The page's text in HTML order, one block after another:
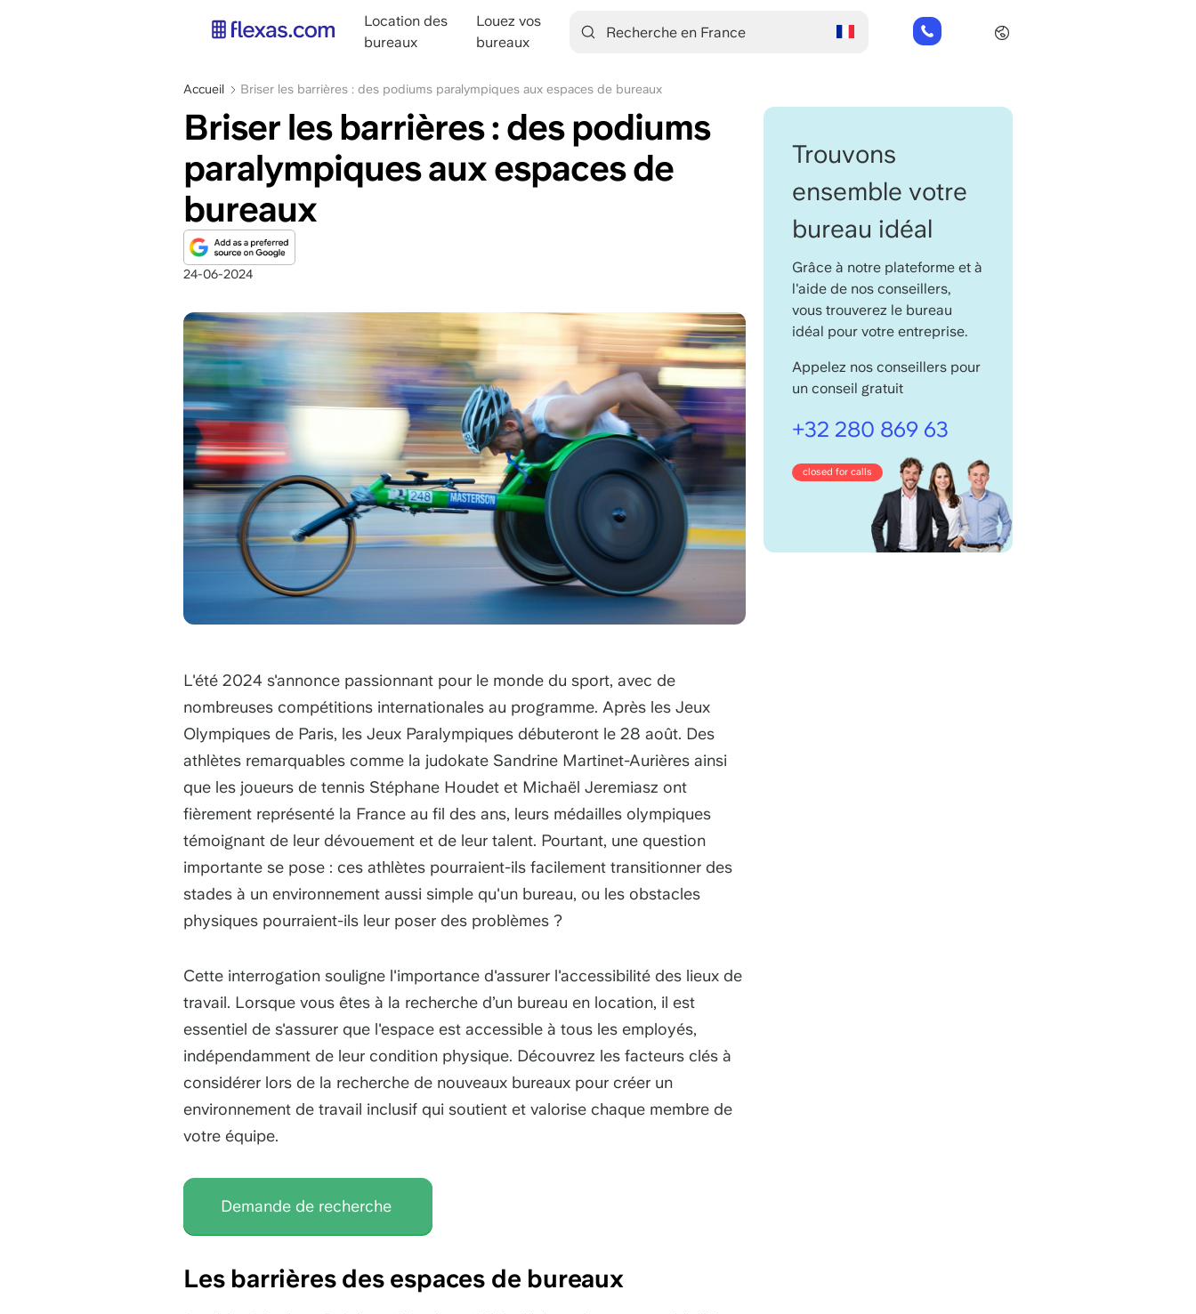
main
navigation
Location des
bureaux
Louez vos
bureaux
+32
280
Fil
d'Ariane
Accueil Briser les barrières : des podiums paralympiques aux espaces de bureaux
Briser les barrières : des podiums
paralympiques aux espaces de
bureaux
24-06-2024
L'été 2024 s'annonce passionnant pour le monde du sport, avec de
nombreuses compétitions internationales au programme. Après les Jeux
Olympiques de Paris, les Jeux Paralympiques débuteront le 28 août. Des
athlètes remarquables comme la judokate Sandrine Martinet-Aurières ainsi
que les joueurs de tennis Stéphane Houdet et Michaël Jeremiasz ont
fièrement représenté la France au fil des ans, leurs médailles olympiques
témoignant de leur dévouement et de leur talent. Pourtant, une question
importante se pose : ces athlètes pourraient-ils facilement transitionner des
stades à un environnement aussi simple qu'un bureau, ou les obstacles
physiques pourraient-ils leur poser des problèmes ?
Cette interrogation souligne l'importance d'assurer l'accessibilité des lieux de
travail. Lorsque vous êtes à la recherche d’un bureau en location, il est
essentiel de s'assurer que l'espace est accessible à tous les employés,
indépendamment de leur condition physique. Découvrez les facteurs clés à
considérer lors de la recherche de nouveaux bureaux pour créer un
environnement de travail inclusif qui soutient et valorise chaque membre de
votre équipe.
Demande de recherche
Les barrières des espaces de bureaux
Trouvons
ensemble votre
bureau idéal
Grâce à notre plateforme et à
l'aide de nos conseillers,
vous trouverez le bureau
idéal pour votre entreprise.
Appelez nos conseillers pour
un conseil gratuit
+32 280 869 63
closed for calls